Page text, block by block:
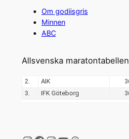
Om godiisgris
Minnen
ABC
Allsvenska maratontabellen